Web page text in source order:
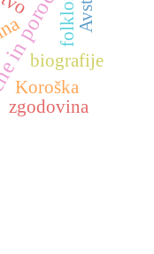
biografije
Koroška
folklora
zgodovina